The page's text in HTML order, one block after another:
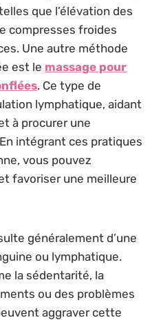
que l’élévation des
compresses froides
Une autre méthode
est le massage pour
. Ce type de
lymphatique, aidant
à procurer une
intégrant ces pratiques
vous pouvez
favoriser une meilleure
généralement d’une
ou lymphatique.
la sédentarité, la
ou des problèmes
aggraver cette